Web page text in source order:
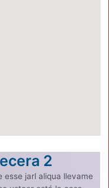
2
esse jarl aliqua llevame